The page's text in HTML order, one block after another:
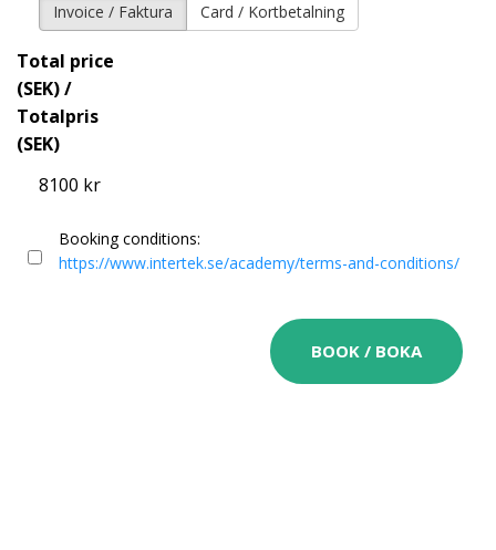
Invoice / Faktura Card / Kortbetalning
Total price
(SEK) /
Totalpris
(SEK)
8100 kr
Booking conditions:
https://www.intertek.se/academy/terms-and-conditions/
BOOK / BOKA